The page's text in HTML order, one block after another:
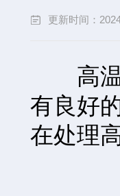
更新时间：
高温
有良好
在处理